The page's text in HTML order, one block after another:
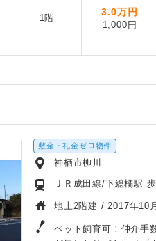
1階
3.0万円
1,000円
敷金・礼金ゼロ物件
神栖市柳川
ＪＲ成田線/下総橘駅
地上2階建 /2017年10月
ペット飼育可！仲介手